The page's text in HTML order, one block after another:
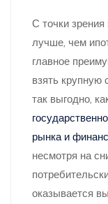
С точки
лучше, чем
главное
взять крупную
так выгодно,
рынка и
несмотря на
оказывается